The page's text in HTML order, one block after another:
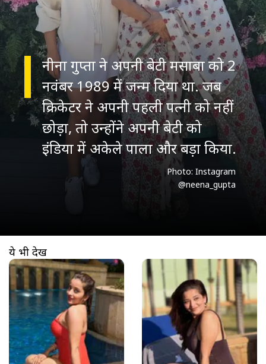
नीना गुप्ता ने अपनी बेटी मसाबा को 2
नवंबर 1989 में जन्म दिया था. जब
क्रिकेटर ने अपनी पहली पत्नी को नहीं
छोड़ा, तो उन्होंने अपनी बेटी को
इंडिया में अकेले पाला और बड़ा किया.
Photo: Instagram
@neena_gupta
खुल रहा है
ये भी देखें